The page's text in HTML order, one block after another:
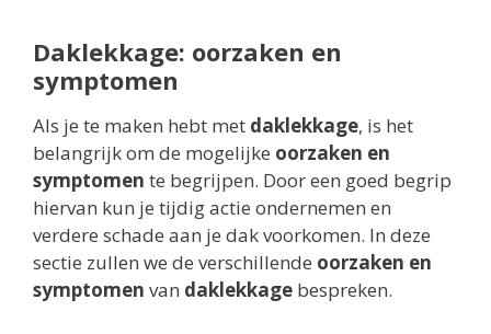
Daklekkage: oorzaken en
symptomen
Als je te maken hebt met daklekkage, is het
belangrijk om de mogelijke oorzaken en
symptomen te begrijpen. Door een goed begrip
hiervan kun je tijdig actie ondernemen en
verdere schade aan je dak voorkomen. In deze
sectie zullen we de verschillende oorzaken en
symptomen van daklekkage bespreken.